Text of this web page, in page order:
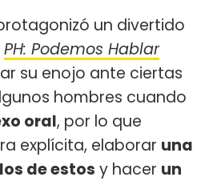
un divertido
PH: Podemos Hablar
su enojo ante ciertas
hombres cuando
oral, por lo que
explícita, elaborar una
de estos y hacer un